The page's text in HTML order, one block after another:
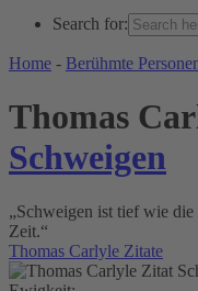
Search for:
WELT DER ZITATE
Home - Berühmte
Thomas
Schweigen
„Schweigen ist tief wie
Zeit.“
Thomas Carlyle Zitate